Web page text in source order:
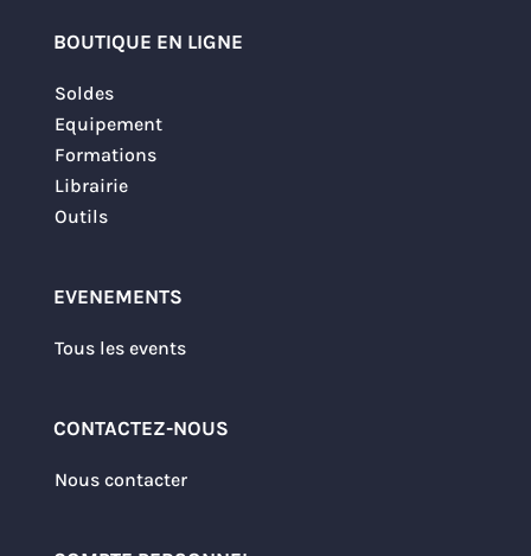
BOUTIQUE EN LIGNE
Soldes
Equipement
Formations
Librairie
Outils
EVENEMENTS
Tous les events
CONTACTEZ-NOUS
Nous contacter